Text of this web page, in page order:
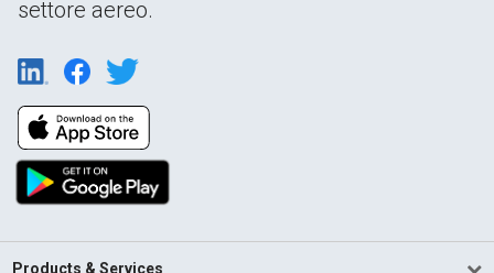
settore aereo.
Products & Services